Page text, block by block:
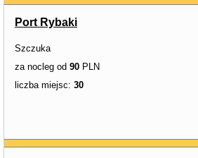
Port Rybaki
Szczuka
za nocleg od 90 PLN
liczba miejsc: 30